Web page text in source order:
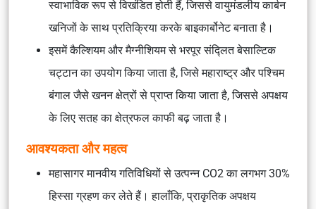
स्वाभाविक रूप से विखंडित होती हैं, जिससे वायुमंडलीय कार्बन
खनिजों के साथ प्रतिक्रिया करके बाइकार्बोनेट बनाता है।
इसमें कैल्शियम और मैग्नीशियम से भरपूर संद्लित बेसाल्टिक
चट्टान का उपयोग किया जाता है, जिसे महाराष्ट्र और पश्चिम
बंगाल जैसे खनन क्षेत्रों से प्राप्त किया जाता है, जिससे अपक्षय
के लिए सतह का क्षेत्रफल काफी बढ़ जाता है।
आवश्यकता और महत्व
महासागर मानवीय गतिविधियों से उत्पन्न CO2 का लगभग 30%
हिस्सा ग्रहण कर लेते हैं। हालाँकि, प्राकृतिक अपक्षय